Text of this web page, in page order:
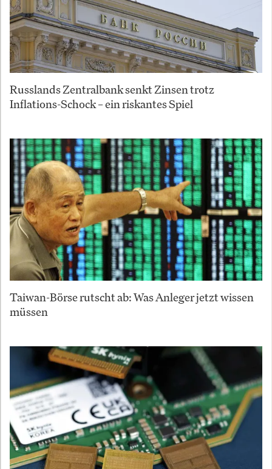
Russlands Zentralbank senkt Zinsen trotz
Inflations-Schock – ein riskantes Spiel
Taiwan-Börse rutscht ab: Was Anleger jetzt wissen
müssen